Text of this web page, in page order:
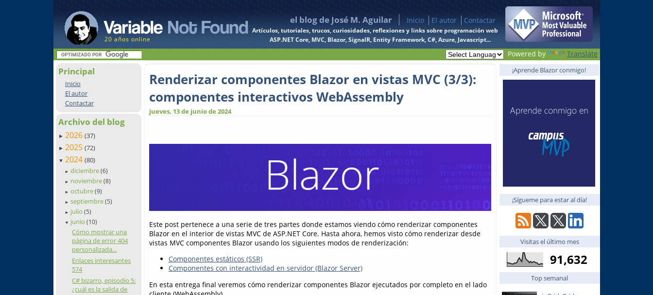
20 años online
el blog de José M. Aguilar Inicio El autor Contactar
Artículos, tutoriales, trucos, curiosidades, reflexiones y links sobre programación web
ASP.NET Core, MVC, Blazor, SignalR, Entity Framework, C#, Azure, Javascript...
Powered by Translate
Principal
Inicio
El autor
Contactar
Archivo del blog
► 2026 (37)
► 2025 (72)
▼ 2024 (80)
► diciembre(6)
► noviembre(8)
► octubre(9)
► septiembre(5)
► julio(5)
▼ junio(10)
Cómo mostrar una
página de error 404
personalizada...
Enlaces interesantes
574
C# bizarro, episodio 5:
¿cuál es la salida de
Renderizar componentes Blazor en vistas MVC (3/3):
componentes interactivos WebAssembly
jueves, 13 de junio de 2024
Este post pertenece a una serie de tres partes donde estamos viendo cómo renderizar componentes
Blazor en el interior de vistas MVC de ASP.NET Core. Hasta ahora, hemos visto cómo renderizar desde
vistas MVC componentes Blazor usando los siguientes modos de renderización:
Componentes estáticos (SSR)
Componentes con interactividad en servidor (Blazor Server)
En esta entrega final veremos cómo renderizar componentes Blazor ejecutados por completo en el lado
¡Aprende Blazor conmigo!
¡Sígueme para estar al día!
Visitas el último mes
91,632
Top semanal